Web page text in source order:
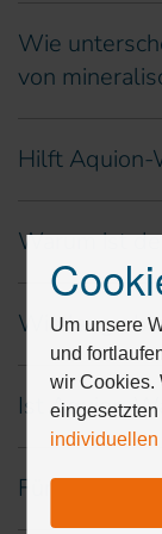
Wie
von
Hilft Aquion-
Warum ist
Wie lange
Ist Aquion-
Für wen ist
Drücken
Sie
Tab,
um
durch
die
Optionen
navigieren.
Um unsere
und
wir Cookies.